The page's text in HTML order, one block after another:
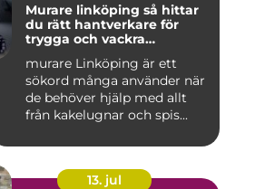
Murare linköping så hittar
du rätt hantverkare för
trygga och vackra
murare Linköping är ett
sökord många använder när
de behöver hjälp med allt
från kakelugnar och spis...
13. jul